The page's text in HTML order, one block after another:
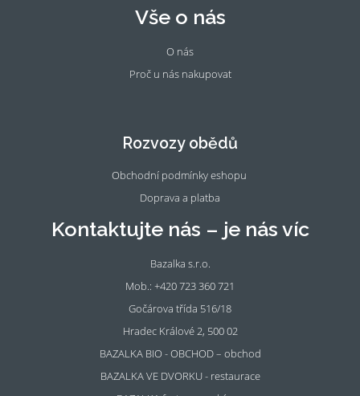
Vše o nás
O nás
Proč u nás nakupovat
k
m
Rozvozy obědů
Obchodní podmínky eshopu
Doprava a platba
Kontaktujte nás – je nás víc
Bazalka s.r.o.
Mob.: +420 723 360 721
Gočárova třída 516/18
Hradec Králové 2, 500 02
BAZALKA BIO - OBCHOD – obchod
BAZALKA VE DVORKU - restaurace